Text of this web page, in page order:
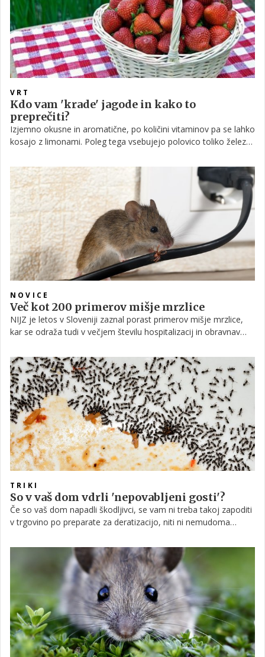
VRT
Kdo vam 'krade' jagode in kako to
preprečiti?
Izjemno okusne in aromatične, po količini vitaminov pa se lahko
kosajo z limonami. Poleg tega vsebujejo polovico toliko železa
posladek, popoldanski prigrizek ali večerjo. Toda, jagode niso
ljube samo vam ...
NOVICE
Več kot 200 primerov mišje mrzlice
NIJZ je letos v Sloveniji zaznal porast primerov mišje mrzlice,
kar se odraža tudi v večjem številu hospitalizacij in obravnav
hemoragične mrzlice z renalnim sindromom.
TRIKI
So v vaš dom vdrli 'nepovabljeni gosti'?
Če so vaš dom napadli škodljivci, se vam ni treba takoj zapoditi
v trgovino po preparate za deratizacijo, niti ni nemudoma
poizkusite z nekaj triki, ki ne vključujejo škodljivih kemikalij.